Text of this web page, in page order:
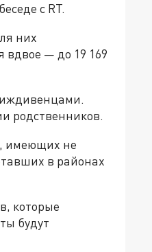
с RT.
них
вдвое — до 19 169
родственников.
имеющих не
в районах
которые
будут